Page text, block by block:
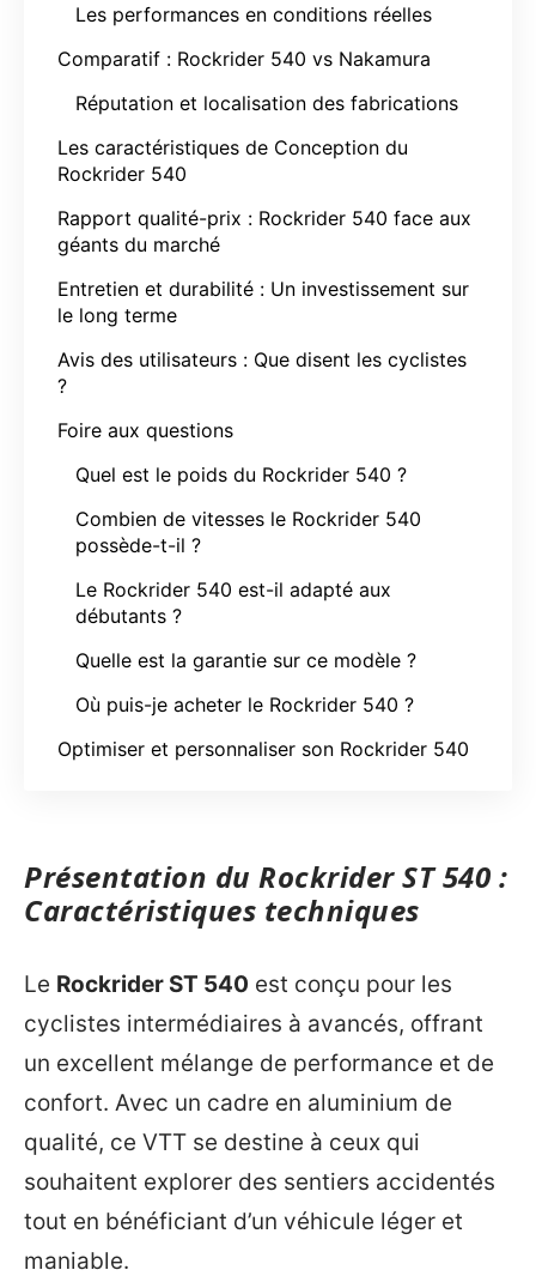
Les performances en conditions réelles
Comparatif : Rockrider 540 vs Nakamura
Réputation et localisation des fabrications
Les caractéristiques de Conception du
Rockrider 540
Rapport qualité-prix : Rockrider 540 face aux
géants du marché
Entretien et durabilité : Un investissement sur
le long terme
Avis des utilisateurs : Que disent les cyclistes
?
Foire aux questions
Quel est le poids du Rockrider 540 ?
Combien de vitesses le Rockrider 540
possède-t-il ?
Le Rockrider 540 est-il adapté aux
débutants ?
Quelle est la garantie sur ce modèle ?
Où puis-je acheter le Rockrider 540 ?
Optimiser et personnaliser son Rockrider 540
Présentation du Rockrider ST 540 :
Caractéristiques techniques
Le Rockrider ST 540 est conçu pour les
cyclistes intermédiaires à avancés, offrant
un excellent mélange de performance et de
confort. Avec un cadre en aluminium de
qualité, ce VTT se destine à ceux qui
souhaitent explorer des sentiers accidentés
tout en bénéficiant d’un véhicule léger et
maniable.